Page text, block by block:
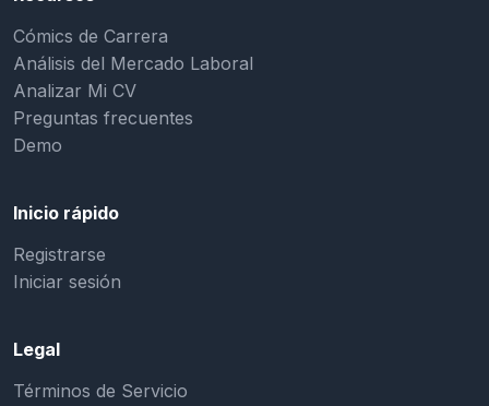
Cómics de Carrera
Análisis del Mercado Laboral
Analizar Mi CV
Preguntas frecuentes
Demo
Inicio rápido
Registrarse
Iniciar sesión
Legal
Términos de Servicio